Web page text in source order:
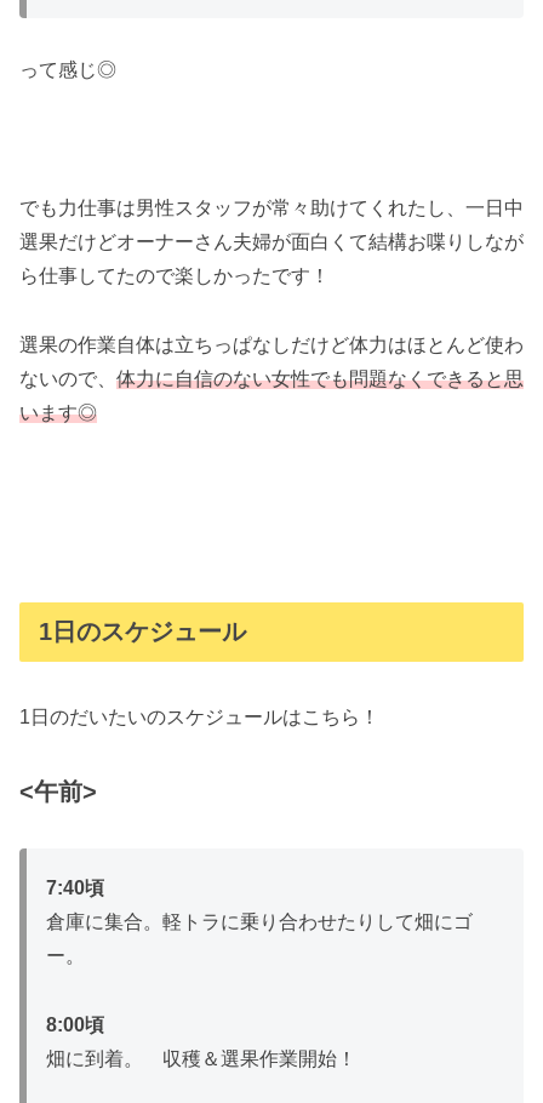
って感じ◎
でも力仕事は男性スタッフが常々助けてくれたし、一日中
選果だけどオーナーさん夫婦が面白くて結構お喋りしなが
ら仕事してたので楽しかったです！
選果の作業自体は立ちっぱなしだけど体力はほとんど使わ
ないので、 体力に自信のない女性でも問題なくできると思
います◎
1日のスケジュール
1日のだいたいのスケジュールはこちら！
<午前>
7:40頃
倉庫に集合。軽トラに乗り合わせたりして畑にゴ
ー。
8:00頃
畑に到着。 収穫＆選果作業開始！